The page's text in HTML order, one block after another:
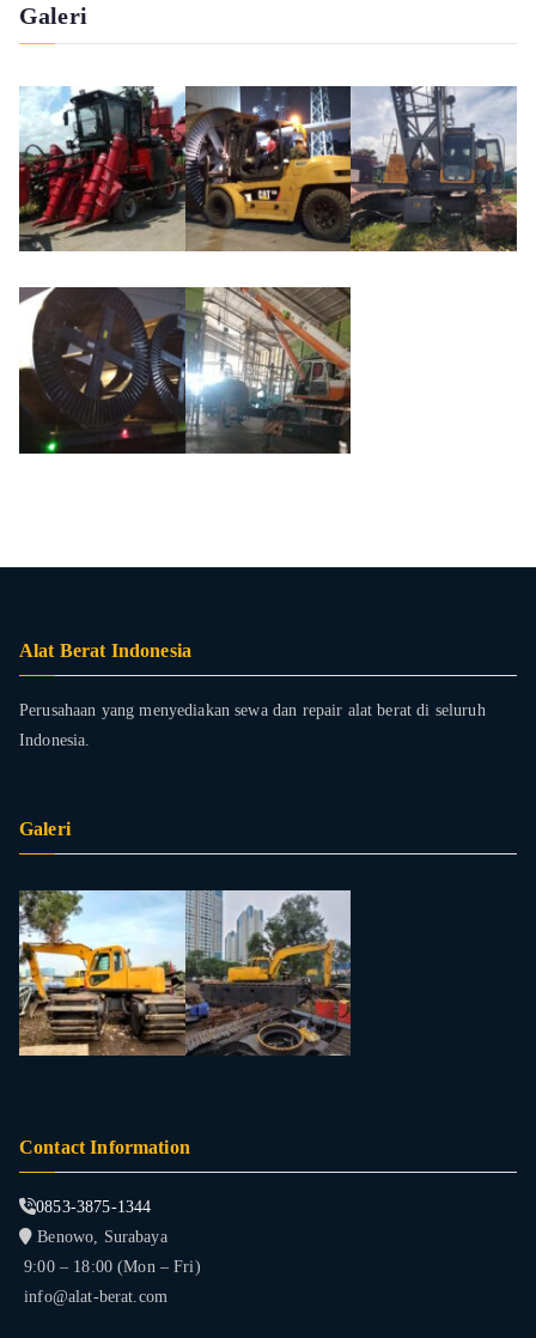
Galeri
Alat Berat Indonesia
Perusahaan yang menyediakan sewa dan repair alat berat di seluruh
Indonesia.
Galeri
Contact Information
0853-3875-1344
Benowo, Surabaya
9:00 – 18:00 (Mon – Fri)
info@alat-berat.com